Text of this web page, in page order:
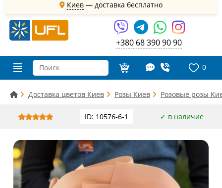
Киев — доставка бесплатно
+380 68 390 90 90
0
Доставка цветов Киев Розы Киев Розовые розы
ID: 10576-6-1 ✓ в наличие